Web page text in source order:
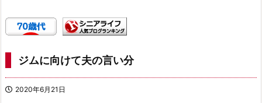
ジムに向けて夫の言い分
2020年6月21日